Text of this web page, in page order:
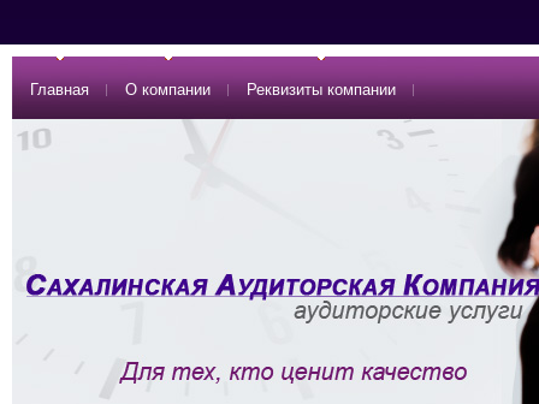
Главная О компании Реквизиты компании